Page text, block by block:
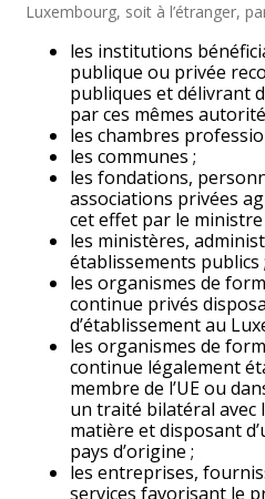
Luxembourg, soit à l’étranger,
les institutions
publique ou privée
publiques et délivrant
par ces mêmes
les chambres
les communes ;
les fondations,
associations privées
cet effet par le ministre
les ministères,
établissements publics ;
les organismes de
continue privés
d’établissement au
les organismes de
continue légalement
membre de l’UE ou
un traité bilatéral avec
matière et disposant
pays d’origine ;
les entreprises,
services favorisant le